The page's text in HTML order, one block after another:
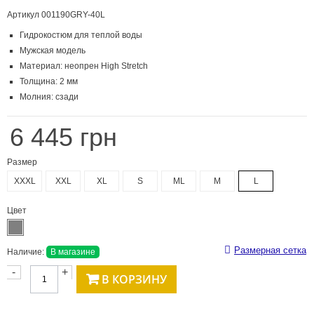
Артикул 001190GRY-40L
Гидрокостюм для теплой воды
Мужская модель
Материал: неопрен High Stretch
Толщина: 2 мм
Молния: сзади
6 445 грн
Размер
XXXL
XXL XL S ML M L
Цвет
Наличие: В магазине Размерная сетка
- + В КОРЗИНУ